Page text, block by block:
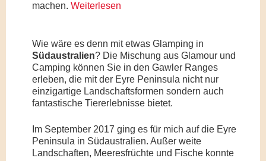
machen. Weiterlesen
Wie wäre es denn mit etwas Glamping in
Südaustralien? Die Mischung aus Glamour und
Camping können Sie in den Gawler Ranges
erleben, die mit der Eyre Peninsula nicht nur
einzigartige Landschaftsformen sondern auch
fantastische Tiererlebnisse bietet.
Im September 2017 ging es für mich auf die Eyre
Peninsula in Südaustralien. Außer weite
Landschaften, Meeresfrüchte und Fische konnte